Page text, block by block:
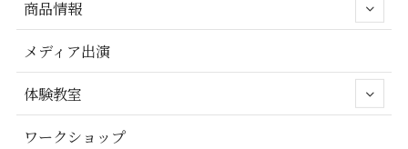
商品情報
メディア出演
体験教室
ワークショップ